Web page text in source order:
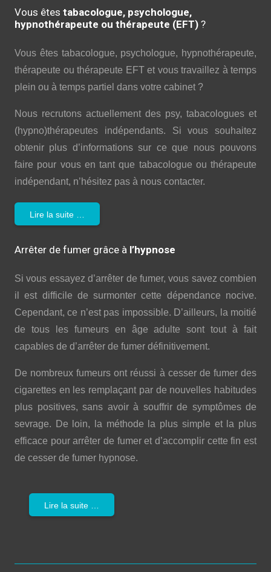
Vous êtes tabacologue, psychologue,
hypnothérapeute ou thérapeute (EFT) ?
Vous êtes tabacologue, psychologue, hypnothérapeute,
thérapeute ou thérapeute EFT et vous travaillez à temps
plein ou à temps partiel dans votre cabinet ?
Nous recrutons actuellement des psy, tabacologues et
(hypno)thérapeutes indépendants. Si vous souhaitez
obtenir plus d’informations sur ce que nous pouvons
faire pour vous en tant que tabacologue ou thérapeute
indépendant, n’hésitez pas à nous contacter.
Lire la suite …
Arrêter de fumer grâce à l’hypnose
Si vous essayez d’arrêter de fumer, vous savez combien
il est difficile de surmonter cette dépendance nocive.
Cependant, ce n’est pas impossible. D’ailleurs, la moitié
de tous les fumeurs en âge adulte sont tout à fait
capables de d’arrêter de fumer définitivement.
De nombreux fumeurs ont réussi à cesser de fumer des
cigarettes en les remplaçant par de nouvelles habitudes
plus positives, sans avoir à souffrir de symptômes de
sevrage. De loin, la méthode la plus simple et la plus
efficace pour arrêter de fumer et d’accomplir cette fin est
de cesser de fumer hypnose.
Lire la suite …